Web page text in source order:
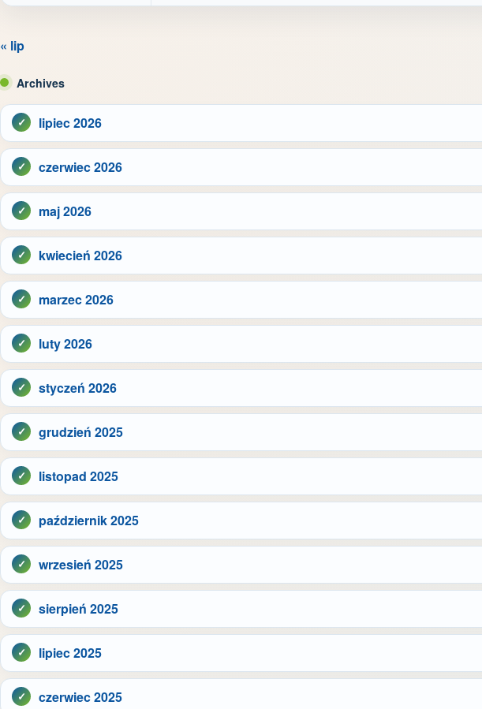
« lip
Archives
lipiec 2026
czerwiec 2026
maj 2026
kwiecień 2026
marzec 2026
luty 2026
styczeń 2026
grudzień 2025
listopad 2025
październik 2025
wrzesień 2025
sierpień 2025
lipiec 2025
czerwiec 2025